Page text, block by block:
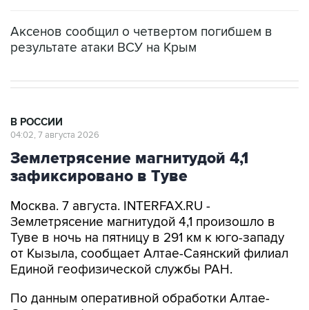
Аксенов сообщил о четвертом погибшем в
результате атаки ВСУ на Крым
В РОССИИ
04:02, 7 августа 2026
Землетрясение магнитудой 4,1
зафиксировано в Туве
Москва. 7 августа. INTERFAX.RU -
Землетрясение магнитудой 4,1 произошло в
Туве в ночь на пятницу в 291 км к юго-западу
от Кызыла, сообщает Алтае-Саянский филиал
Единой геофизической службы РАН.
По данным оперативной обработки Алтае-